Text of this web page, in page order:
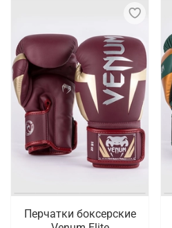
Перчатки боксерские